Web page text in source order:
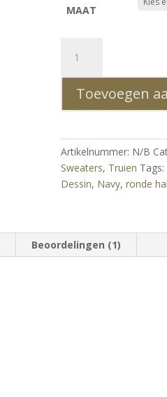
MAAT
Slim
Ronde
Heren
Trui
met
Leeuwenkop
Navy
aantal
Toevoegen
Artikelnummer: N/B
Sweaters, Truien Tags:
Dessin, Navy,ronde
Beoordelingen (1)